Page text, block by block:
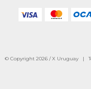
© Copyright 2026 / X Uruguay |